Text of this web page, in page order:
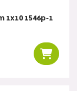
1546p-1